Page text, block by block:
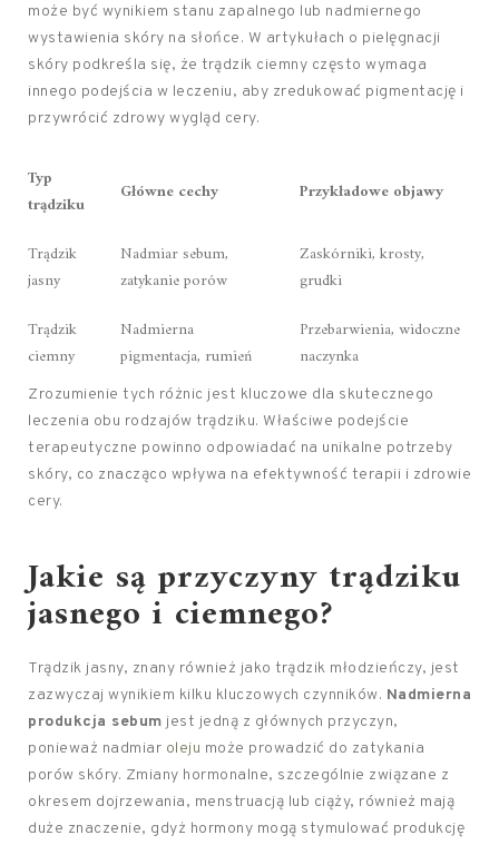
może być wynikiem stanu zapalnego lub nadmiernego
wystawienia skóry na słońce. W artykułach o pielęgnacji
skóry podkreśla się, że trądzik ciemny często wymaga
innego podejścia w leczeniu, aby zredukować pigmentację i
przywrócić zdrowy wygląd cery.
Typ
trądziku
Główne cechy Przykładowe objawy
Trądzik
jasny
Nadmiar sebum,
zatykanie porów
Zaskórniki, krosty,
grudki
Trądzik
ciemny
Nadmierna
pigmentacja, rumień
Przebarwienia, widoczne
naczynka
Zrozumienie tych różnic jest kluczowe dla skutecznego
leczenia obu rodzajów trądziku. Właściwe podejście
terapeutyczne powinno odpowiadać na unikalne potrzeby
skóry, co znacząco wpływa na efektywność terapii i zdrowie
cery.
Jakie są przyczyny trądziku
jasnego i ciemnego?
Trądzik jasny, znany również jako trądzik młodzieńczy, jest
zazwyczaj wynikiem kilku kluczowych czynników. Nadmierna
produkcja sebum jest jedną z głównych przyczyn,
ponieważ nadmiar oleju może prowadzić do zatykania
porów skóry. Zmiany hormonalne, szczególnie związane z
okresem dojrzewania, menstruacją lub ciąży, również mają
duże znaczenie, gdyż hormony mogą stymulować produkcję